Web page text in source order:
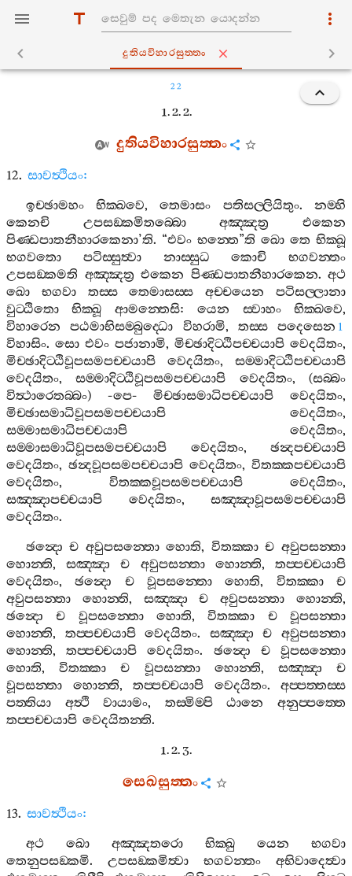
දුතියවිහාරසුත‍්තං
22
1. 2. 2.
දුතියවිහාරසුත‍්තං
12. සාවත්‍ථියං:
ඉච‍්ඡාමහං
භික‍්ඛවෙ,තෙමාසං පතිසල‍්ලියිතුං. නම‍්හි
කෙනචි
උපසඞ‍්කමිතබ‍්බො අඤ‍්ඤත්‍ර
එකෙන
පිණ‍්ඩපාතනීහාරකෙනා’ති. “එවං භන‍්තෙ”ති ඛො තෙ භික‍්ඛූ
භගවතො
පටිස‍්සුත්‍වා නාස‍්සුධ කොචි
භගවන‍්තං
උපසඞ‍්කමති අඤ‍්ඤත්‍ර එකෙන පිණ‍්ඩපාතනීහාරකෙන. අථ
ඛො
භගවා තස‍්ස තෙමාසස‍්ස අච‍්චයෙන
පටිසල‍්ලානා
වුට‍්ඨිතො
භික‍්ඛූ ආමන‍්තෙසි:යෙන ස‍්වාහං භික‍්ඛවෙ,
විහාරෙන
පඨමාභිසම‍්බුද‍්ධො විහරාමි, තස‍්ස පදෙසෙන 1
විහාසිං. සො එවං පජානාමි, මිච‍්ඡාදිට‍්ඨිපච‍්චයාපි වෙදයිතං,
මිච‍්ඡාදිට‍්ඨිවූපසමපච‍්චයාපි
වෙදයිතං, සම‍්මාදිට‍්ඨිපච‍්චයාපි
වෙදයිතං,සම‍්මාදිට‍්ඨිවූපසමපච‍්චයාපි වෙදයිතං, (සබ‍්බං
විත්‍ථාරෙතබ‍්බං) -පෙ-මිච‍්ඡාසමාධිපච‍්චයාපි වෙදයිතං,
මිච‍්ඡාසමාධිවූපසමපච‍්චයාපි
වෙදයිතං,
සම‍්මාසමාධිපච‍්චයාපි
වෙදයිතං,
සම‍්මාසමාධිවූපසමපච‍්චයාපි
වෙදයිතං, ඡන්‍දපච‍්චයාපි
වෙදයිතං, ඡන්‍දවූපසමපච‍්චයාපි වෙදයිතං, විතක‍්කපච‍්චයාපි
වෙදයිතං, විතක‍්කවූපසමපච‍්චයාපි වෙදයිතං,
සඤ‍්ඤාපච‍්චයාපි
වෙදයිතං, සඤ‍්ඤාවූපසමපච‍්චයාපි
වෙදයිතං.
ඡන්‍දො ච අවුපසන‍්තො හොති, විතක‍්කා ච අවුපසන‍්තා
හොන‍්ති,සඤ‍්ඤා ච අවුපසන‍්තා හොන‍්ති,තප‍්පච‍්චයාපි
වෙදයිතං,ඡන්‍දො ච වූපසන‍්තො හොති, විතක‍්කා
ච
අවුපසන‍්තා
හොන‍්ති, සඤ‍්ඤා ච අවුපසන‍්තා හොන‍්ති,
ඡන්‍දො
ච වූපසන‍්තො හොති,විතක‍්කා ච
වූපසන‍්තා
හොන‍්ති, තප‍්පච‍්චයාපි වෙදයිතං. සඤ‍්ඤා ච
අවුපසන‍්තා
හොන‍්ති,තප‍්පච‍්චයාපි වෙදයිතං. ඡන්‍දො ච
වූපසන‍්තො
හොති,විතක‍්කා ච වූපසන‍්තා හොන‍්ති, සඤ‍්ඤා
ච
වූපසන‍්තා
හොන‍්ති, තප‍්පච‍්චයාපි වෙදයිතං. අප‍්පත‍්තස‍්ස
පත‍්තියා
අත්‍ථි වායාමං, තස‍්මිම‍්පි ඨානෙ
අනුප‍්පත‍්තෙ
තප‍්පච‍්චයාපි වෙදයිතන‍්ති.
1. 2. 3.
සෙඛසුත‍්තං
13. සාවත්‍ථියං:
අථ
ඛො අඤ‍්ඤතරො භික‍්ඛු යෙන
භගවා
තෙනුපසඞ‍්කමි. උපසඞ‍්කමිත්‍වා භගවන‍්තං
අභිවාදෙත්‍වා